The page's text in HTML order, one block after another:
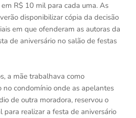
R$ 10 mil para cada uma. As
disponibilizar cópia da decisão
em que ofenderam as autoras da
de aniversário no salão de festas
a mãe trabalhava como
no condomínio onde as apelantes
de outra moradora, reservou o
para realizar a festa de aniversário